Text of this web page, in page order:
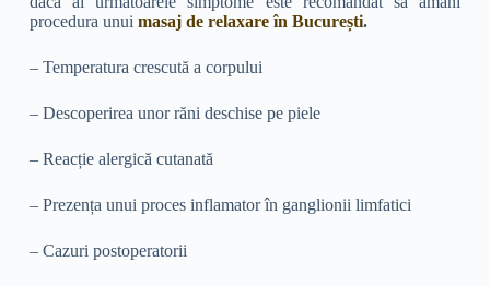
procedura unui masaj de relaxare în București.
– Temperatura crescută a corpului
– Descoperirea unor răni deschise pe piele
– Reacție alergică cutanată
– Prezența unui proces inflamator în ganglionii limfatici
– Cazuri postoperatorii